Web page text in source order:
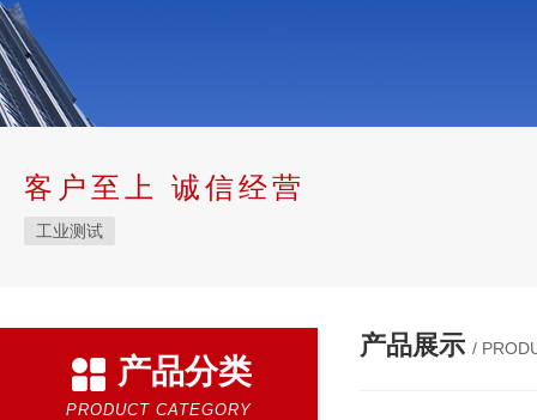
客户至上 诚信经营
工业测试
产品分类
PRODUCT CATEGORY
产品展示 /